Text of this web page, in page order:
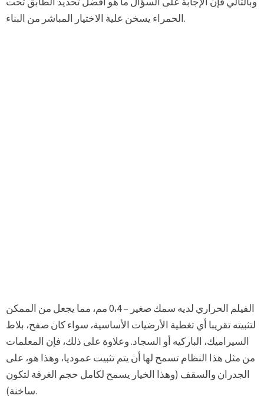
الحمراء يسخن علية الاختيار المباشر من البناء.
الفيلم الحراري لديه سمك صغير – 0،4 مم، مما يجعل من الممكن
لتثبيته تقريبا أي تغطية الأرضيات الأساسية، سواء كان صفح، بلاط
السيراميك، الباركيه أو السجاد. وعلاوة على ذلك، فإن المعلمات
من مثل هذا النظام تسمح لها أن يتم تثبيت عموديا، وهذا هو، على
الجدران والسقف (وهذا الخيار يسمح لكامل حجم الغرفة لتكون
ساخنة).